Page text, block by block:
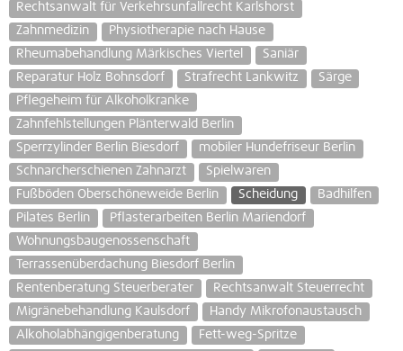
Rechtsanwalt für Verkehrsunfallrecht Karlshorst
Zahnmedizin
Physiotherapie nach Hause
Rheumabehandlung Märkisches Viertel
Saniär
Reparatur Holz Bohnsdorf
Strafrecht Lankwitz
Särge
Pflegeheim für Alkoholkranke
Zahnfehlstellungen Plänterwald Berlin
Sperrzylinder Berlin Biesdorf
mobiler Hundefriseur Berlin
Schnarcherschienen Zahnarzt
Spielwaren
Fußböden Oberschöneweide Berlin
Scheidung
Badhilfen
Pilates Berlin
Pflasterarbeiten Berlin Mariendorf
Wohnungsbaugenossenschaft
Terrassenüberdachung Biesdorf Berlin
Rentenberatung Steuerberater
Rechtsanwalt Steuerrecht
Migränebehandlung Kaulsdorf
Handy Mikrofonaustausch
Alkoholabhängigenberatung
Fett-weg-Spritze